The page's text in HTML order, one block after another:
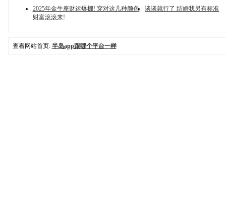
2025年金牛座财运爆棚! 穿对这几种颜色,
财富滚滚来!
谈谈就行了 结婚我另有标准
查看网站首页: 半岛app跟哪个平台一样